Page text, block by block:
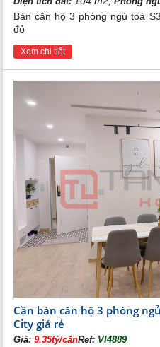
Bán căn hộ 3 phòng ngủ toà
đỏ
Xem chi tiết
Cần bán căn hộ 3 phòng
City giá rẻ
Giá:9.35tỷ/cănRef: VI4889